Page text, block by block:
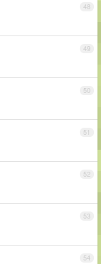
48
49
50
51
52
53
54